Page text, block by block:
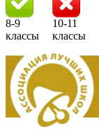
8-9
классы
10-11
классы